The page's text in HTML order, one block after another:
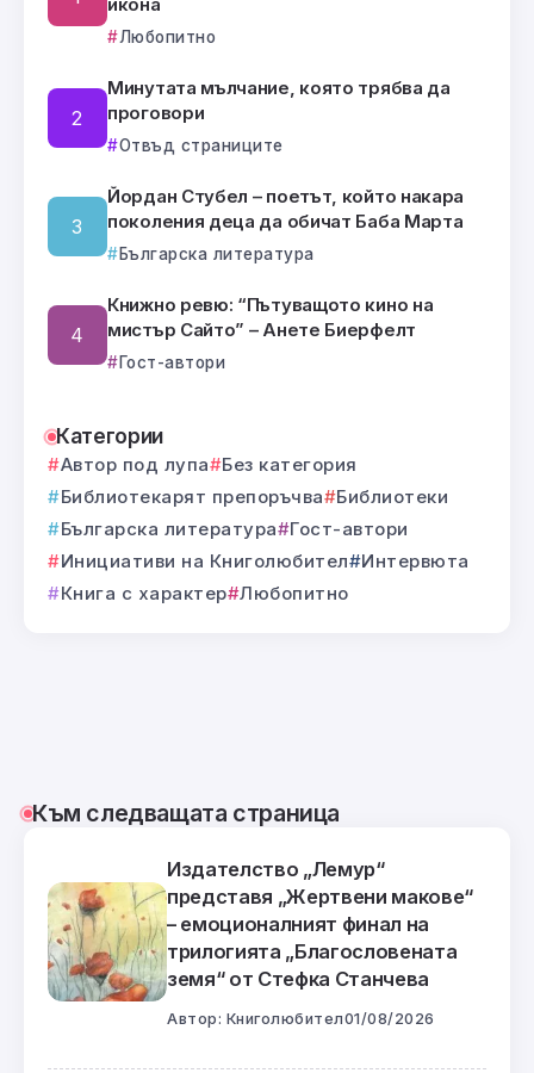
икона
Любопитно
Минутата мълчание, която трябва да
проговори
Отвъд страниците
Йордан Стубел – поетът, който накара
поколения деца да обичат Баба Марта
Българска литература
Книжно ревю: “Пътуващото кино на
мистър Сайто” – Анете Биерфелт
Гост-автори
Категории
Автор под лупа
Без категория
Библиотекарят препоръчва
Библиотеки
Българска литература
Гост-автори
Инициативи на Книголюбител
Интервюта
Книга с характер Любопитно
Към следващата страница
Издателство „Лемур“
представя „Жертвени макове“
– емоционалният финал на
трилогията „Благословената
земя“ от Стефка Станчева
Автор: Книголюбител01/08/2026